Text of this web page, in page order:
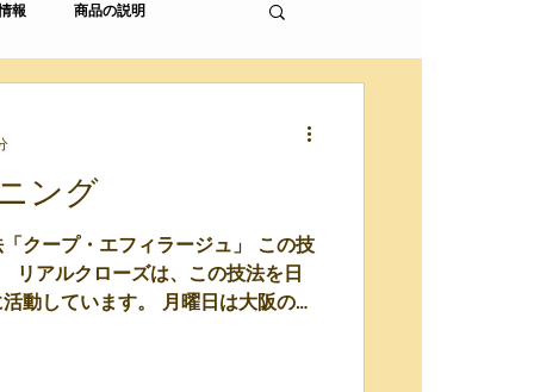
報 商品の説明
ング
クープ・エフィラージュ」 この技
リアルクローズは、この技法を日
動しています。 月曜日は大阪の姉